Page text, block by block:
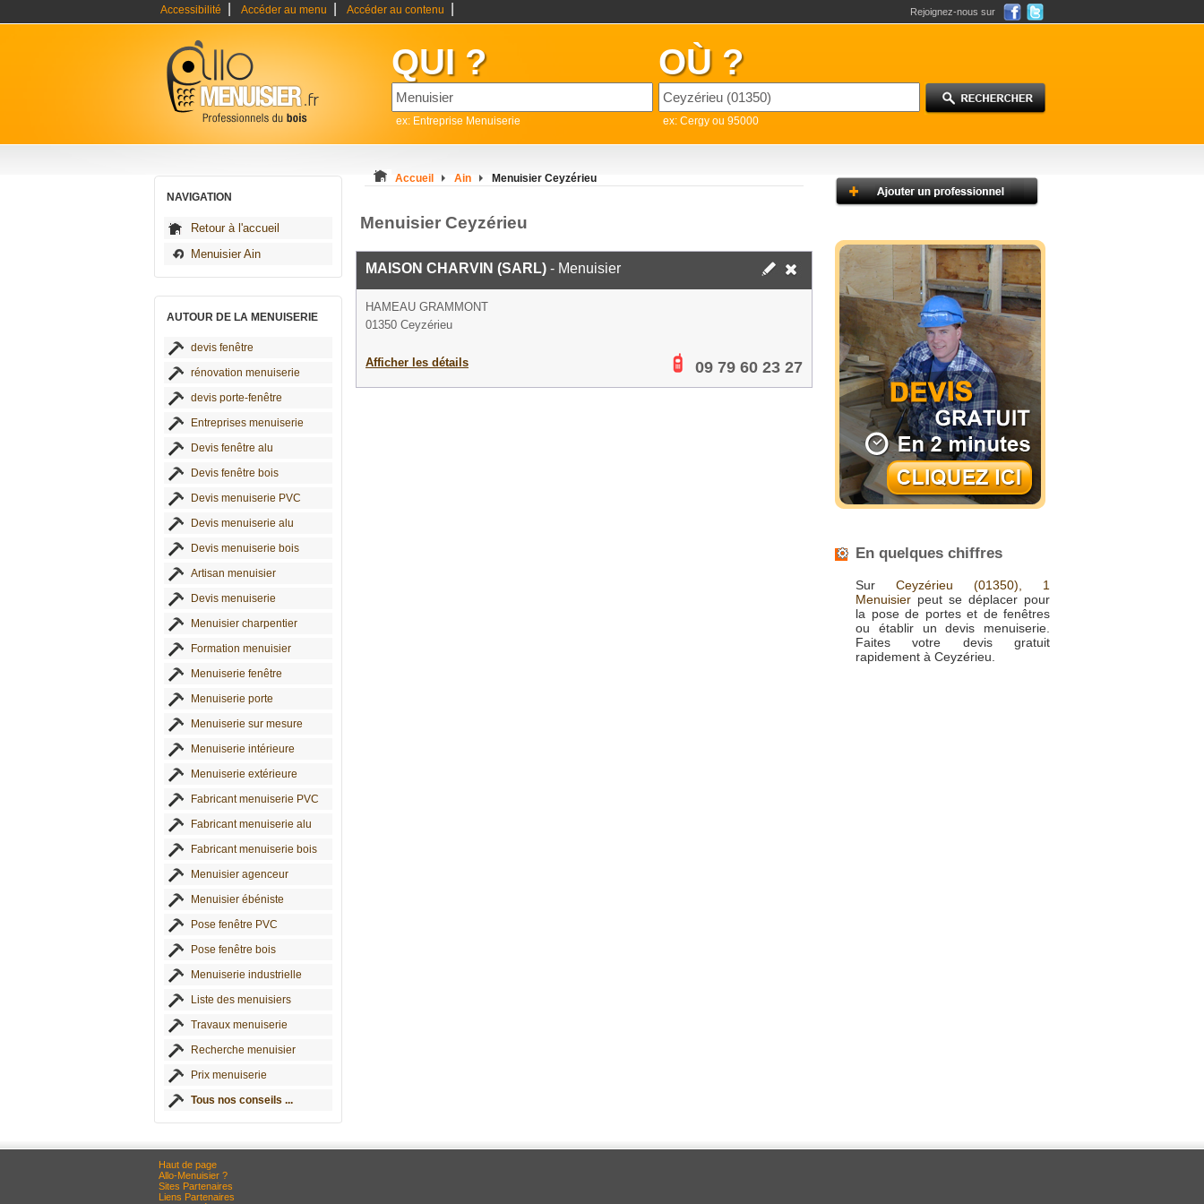
Accessibilité Accéder au menu Accéder au contenu Rejoignez-nous sur
QUI ?
ex: Entreprise Menuiserie
OÙ ?
ex: Cergy ou 95000
NAVIGATION
Retour à l'accueil
Menuisier Ain
AUTOUR DE LA MENUISERIE
devis fenêtre
rénovation menuiserie
devis porte-fenêtre
Entreprises menuiserie
Devis fenêtre alu
Devis fenêtre bois
Devis menuiserie PVC
Devis menuiserie alu
Devis menuiserie bois
Artisan menuisier
Devis menuiserie
Menuisier charpentier
Formation menuisier
Menuiserie fenêtre
Menuiserie porte
Menuiserie sur mesure
Menuiserie intérieure
Menuiserie extérieure
Fabricant menuiserie PVC
Fabricant menuiserie alu
Fabricant menuiserie bois
Menuisier agenceur
Menuisier ébéniste
Pose fenêtre PVC
Pose fenêtre bois
Menuiserie industrielle
Liste des menuisiers
Travaux menuiserie
Recherche menuisier
Prix menuiserie
Tous nos conseils ...
Accueil Ain Menuisier Ceyzérieu
Menuisier Ceyzérieu
MAISON CHARVIN (SARL) - Menuisier
HAMEAU GRAMMONT
01350 Ceyzérieu
Afficher les détails 09 79 60 23 27
En quelques chiffres
Sur Ceyzérieu (01350), 1
Menuisier peut se déplacer pour
la pose de portes et de fenêtres
ou établir un devis menuiserie.
Faites votre devis gratuit
rapidement à Ceyzérieu.
Haut de page
Allo-Menuisier ?
Sites Partenaires
Liens Partenaires